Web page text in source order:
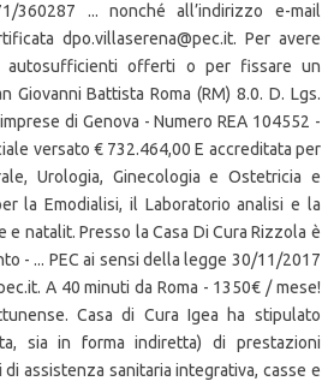
360287 ... nonché all’indirizzo e-mail
dpo.villaserena@pec.it. Per avere
autosufficienti offerti o per fissare un
Battista Roma (RM) 8.0. D. Lgs.
di Genova - Numero REA 104552 -
versato € 732.464,00 E accreditata per
Urologia, Ginecologia e Ostetricia e
la Emodialisi, il Laboratorio analisi e la
natalit. Presso la Casa Di Cura Rizzola è
- ... PEC ai sensi della legge 30/11/2017
A 40 minuti da Roma - 1350€ / mese!
Casa di Cura Igea ha stipulato
sia in forma indiretta) di prestazioni
assistenza sanitaria integrativa, casse e